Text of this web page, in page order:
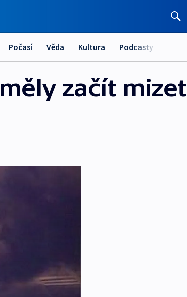
Počasí Věda Kultura Podcasty
začít mizet